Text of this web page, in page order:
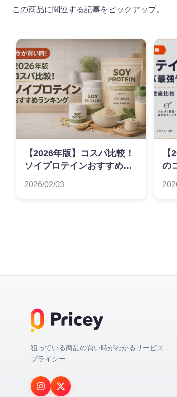
この商品に関連する記事をピックアップ。
【2026年版】コスパ比較！
ソイプロテインおすすめラ
2026/02/03
の
狙っている商品の買い時がわかるサービス
プライシー